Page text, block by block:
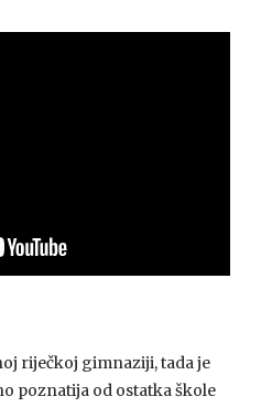
riječkoj gimnaziji, tada je
poznatija od ostatka škole